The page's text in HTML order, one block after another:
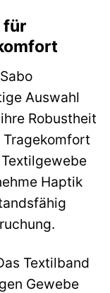
für
Auswahl
Robustheit
Tragekomfort
Haptik
Textilband
Gewebe